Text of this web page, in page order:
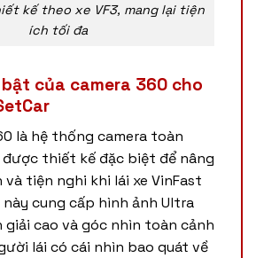
kế theo xe VF3, mang lại tiện
ích tối đa
của camera 360 cho
là hệ thống camera toàn
thiết kế đặc biệt để nâng
tiện nghi khi lái xe VinFast
này cung cấp hình ảnh Ultra
giải cao và góc nhìn toàn cảnh
lái có cái nhìn bao quát về